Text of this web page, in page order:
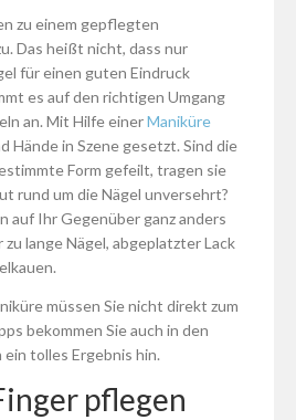
zu einem gepflegten
Das heißt nicht, dass nur
für einen guten Eindruck
es auf den richtigen Umgang
an. Mit Hilfe einerManiküre
Hände in Szene gesetzt. Sind die
Form gefeilt, tragen sie
rund um die Nägel unversehrt?
auf Ihr Gegenüber ganz anders
lange Nägel, abgeplatzter Lack
müssen Sie nicht direkt zum
bekommen Sie auch in den
tolles Ergebnis hin.
pflegen